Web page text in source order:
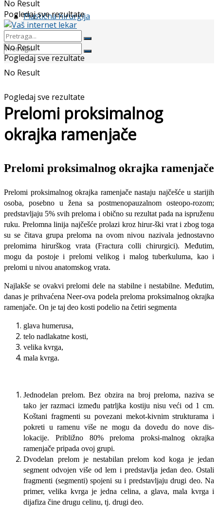
Plastična hirurgija
No Result
Pogledaj sve rezultate
No Result
Pogledaj sve rezultate
No Result
Pogledaj sve rezultate
Prelomi proksimalnog
okrajka ramenja­če
Prelomi proksimalnog okrajka ramenja­če
Prelomi proksimalnog okrajka ramenja­če nastaju najčešće u starijih
osoba, poseb­no u žena sa postmenopauzalnom osteopo-rozom;
predstavljaju 5% svih preloma i obično su rezultat pada na ispruženu
ruku. Prelomna linija najčešće prolazi kroz hirur-ški vrat i zbog toga
su se čitava grupa pre­loma na ovom nivou nazivala jednostavno
prelomima hirurškog vrata (Fractura colli chirurgici). Međutim,
mogu da postoje i prelomi velikog i malog tuberkuluma, kao i
prelomi u nivou anatomskog vrata.
Najlakše se ovakvi prelomi dele na sta­bilne i nestabilne. Međutim,
danas je pri­hvaćena Neer-ova podela preloma proksi­malnog okrajka
ramenjače. On je taj deo kosti podelio na četiri segmenta
glava humerusa,
telo nadlakatne kosti,
velika kvrga,
mala kvrga.
Jednodelan prelom. Bez obzira na broj preloma, naziva se
tako jer razmaci iz­među patrljka kostiju nisu veći od 1 cm.
Koštani fragmenti su povezani mekot-kivnim strukturama i
pokreti u ramenu više ne mogu da dovedu do nove dis­
lokacije. Približno 80% preloma proksi-malnog okrajka
ramenjače pripada ovoj grupi.
Dvodelan prelom je nestabilan prelom kod koga je jedan
segment odvojen vi­še od lem i predstavlja jedan deo. Osta­li
fragmenti (segmenti) spojeni su i predstavljaju drugi deo. Na
primer, ve­lika kvrga je jedna celina, a glava, ma­la kvrga i
dijafiza čine drugu celinu, tj. drugi deo.